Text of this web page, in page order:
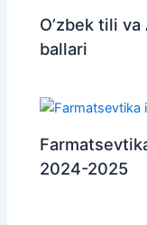
O’zbek tili
ballari
2024-2025